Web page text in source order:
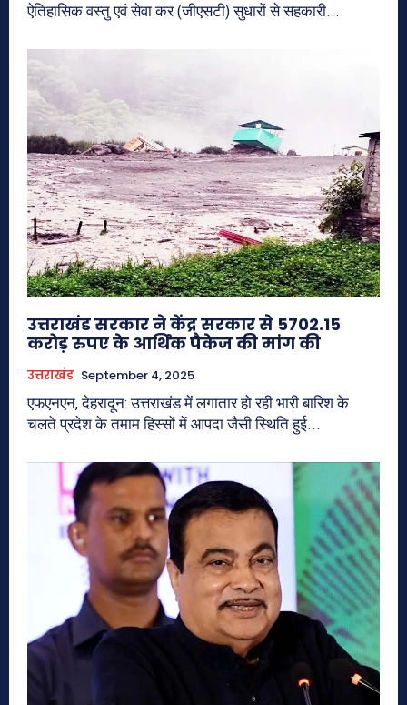
ऐतिहासिक वस्तु एवं सेवा कर (जीएसटी) सुधारों से सहकारी...
उत्तराखंड सरकार ने केंद्र सरकार से 5702.15
करोड़ रुपए के आर्थिक पैकेज की मांग की
उत्तराखंड September 4, 2025
एफएनएन, देहरादून: उत्तराखंड में लगातार हो रही भारी बारिश के
चलते प्रदेश के तमाम हिस्सों में आपदा जैसी स्थिति हुई...